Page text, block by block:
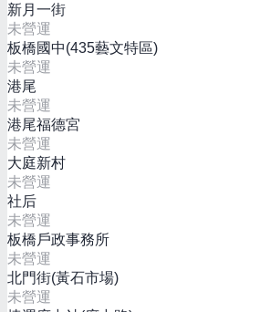
新月一街
未營運
板橋國中(435藝文特區)
未營運
港尾
未營運
港尾福德宮
未營運
大庭新村
未營運
社后
未營運
板橋戶政事務所
未營運
北門街(黃石市場)
未營運